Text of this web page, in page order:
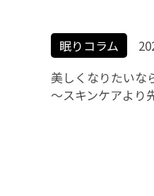
眠りコラム
美しくなりたいな
〜スキンケアより